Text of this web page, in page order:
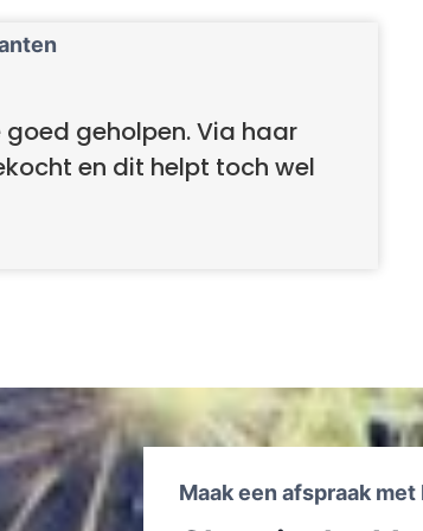
geholpen. Via haar
en dit helpt toch wel
Maak een afspraak met